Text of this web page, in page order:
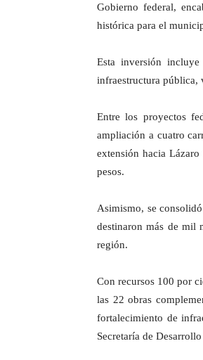
Gobierno federal,
histórica para el
Esta inversión
infraestructura pública,
Entre los proyectos
ampliación a cuatro
extensión hacia
pesos.
Asimismo, se
destinaron más de mil
región.
Con recursos 100 por
las 22 obras
fortalecimiento de
Secretaría de